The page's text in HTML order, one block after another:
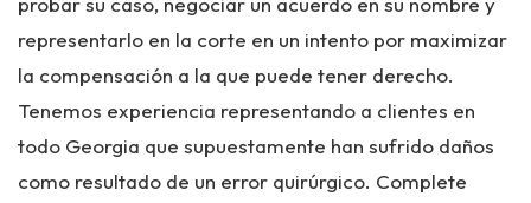
representarlo en la corte en un intento por maximizar
la compensación a la que puede tener derecho.
Tenemos experiencia representando a clientes en
todo Georgia que supuestamente han sufrido daños
como resultado de un error quirúrgico. Complete